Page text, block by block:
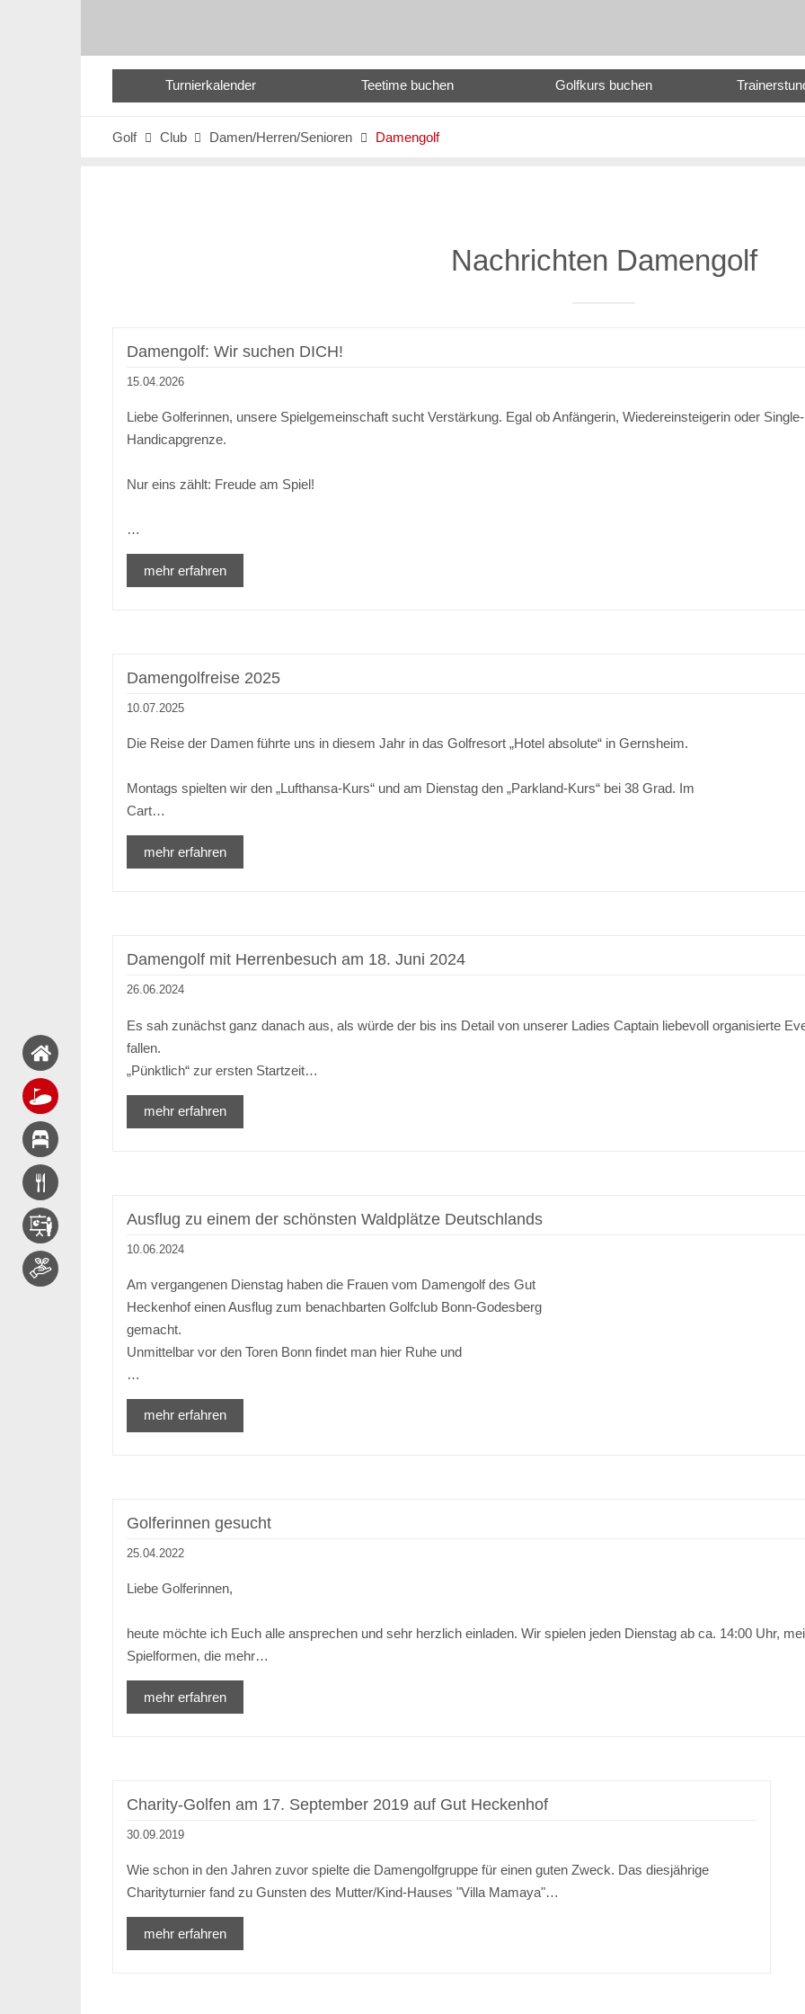
Turnierkalender Teetime buchen Golfkurs buchen
Golf  Club  Damen/Herren/Senioren  Damengolf
Nachrichten Damengolf
Damengolf: Wir suchen DICH!
15.04.2026
Liebe Golferinnen, unsere Spielgemeinschaft sucht Verstärkung. Egal ob Anfängerin, Wiedereinsteigerin oder
Handicapgrenze.
Nur eins zählt: Freude am Spiel!
…
mehr erfahren
Damengolfreise 2025
10.07.2025
Die Reise der Damen führte uns in diesem Jahr in das Golfresort „Hotel absolute“ in Gernsheim.
Montags spielten wir den „Lufthansa-Kurs“ und am Dienstag den „Parkland-Kurs“ bei 38 Grad. Im
Cart…
mehr erfahren
Damengolf mit Herrenbesuch am 18. Juni 2024
26.06.2024
Es sah zunächst ganz danach aus, als würde der bis ins Detail von unserer Ladies Captain liebevoll organisierte
fallen.
„Pünktlich“ zur ersten Startzeit…
mehr erfahren
Ausflug zu einem der schönsten Waldplätze Deutschlands
10.06.2024
Am vergangenen Dienstag haben die Frauen vom Damengolf des Gut
Heckenhof einen Ausflug zum benachbarten Golfclub Bonn-Godesberg
gemacht.
Unmittelbar vor den Toren Bonn findet man hier Ruhe und
…
mehr erfahren
Golferinnen gesucht
25.04.2022
Liebe Golferinnen,
heute möchte ich Euch alle ansprechen und sehr herzlich einladen. Wir spielen jeden Dienstag ab ca. 14:00 Uhr,
Spielformen, die mehr…
mehr erfahren
Charity-Golfen am 17. September 2019 auf Gut Heckenhof
30.09.2019
Wie schon in den Jahren zuvor spielte die Damengolfgruppe für einen guten Zweck. Das diesjährige
Charityturnier fand zu Gunsten des Mutter/Kind-Hauses "Villa Mamaya"…
mehr erfahren